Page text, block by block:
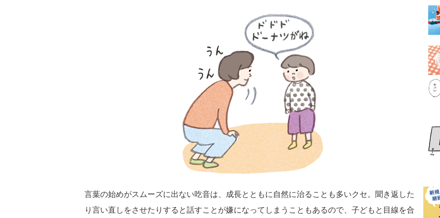
言葉の始めがスムーズに出ない吃音は、成長とともに自然に治ることも多いクセ。聞き返した
り言い直しをさせたりすると話すことが嫌になってしまうこともあるので、子どもと目線を合